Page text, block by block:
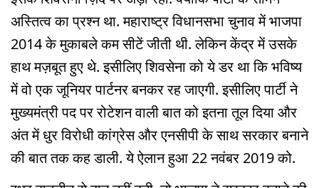
अस्तित्व का प्रश्न था. महाराष्ट्र विधानसभा चुनाव में भाजपा
2014 के मुकाबले कम सीटें जीती थी. लेकिन केंद्र में उसके
हाथ मज़बूत हुए थे. इसीलिए शिवसेना को ये डर था कि भविष्य
में वो एक जूनियर पार्टनर बनकर रह जाएगी. इसीलिए पार्टी ने
मुख्यमंत्री पद पर रोटेशन वाली बात को इतना तूल दिया और
अंत में धुर विरोधी कांग्रेस और एनसीपी के साथ सरकार बनाने
की बात तक कह डाली. ये ऐलान हुआ 22 नवंबर 2019 को.